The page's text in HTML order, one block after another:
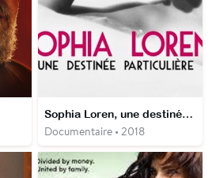
Sophia Loren, une destinée particulière
Documentaire • 2018